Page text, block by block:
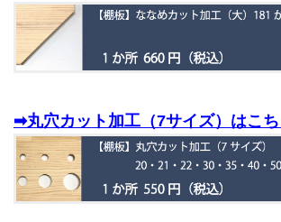
➡丸穴カット加工（7サイズ）はこ